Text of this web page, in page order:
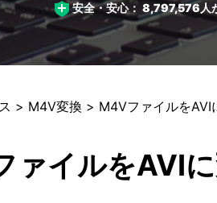
安全・安心：8,797,576 人
> M4V変換 > M4VファイルをAVI
ァイルをAVI